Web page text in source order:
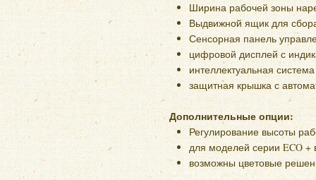
Ширина рабочей зоны
Выдвижной ящик для
Сенсорная панель
цифровой дисплей с
интеллектуальная
защитная крышка с
Дополнительные опции:
Регулирование высоты
для моделей серии ECO +
возможны цветовые